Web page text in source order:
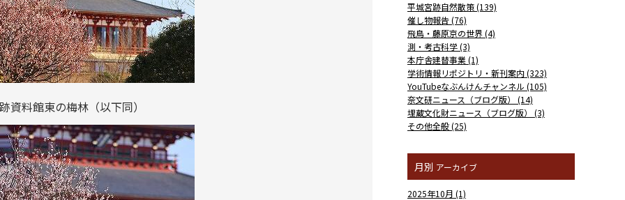
資料館東の梅林（以下同）
平城宮跡自然散策 (139)
催し物報告 (76)
飛鳥・藤原京の世界 (4)
測・考古科学 (3)
本庁舎建替事業 (1)
学術情報リポジトリ・新刊案内 (323)
YouTubeなぶんけんチャンネル (105)
奈文研ニュース（ブログ版） (14)
埋蔵文化財ニュース（ブログ版） (3)
その他全般 (25)
月別 アーカイブ
2025年10月 (1)